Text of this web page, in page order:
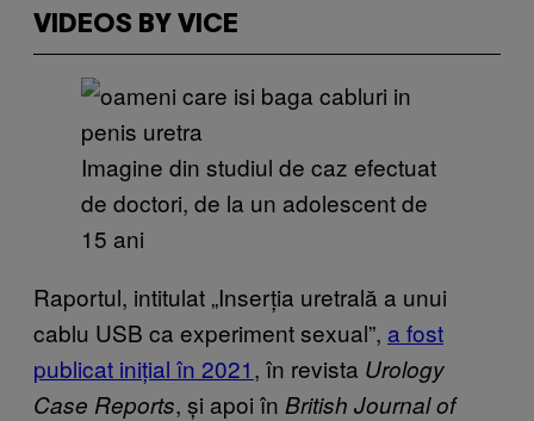
VIDEOS BY VICE
Imagine din studiul de caz efectuat
de doctori, de la un adolescent de
15 ani
Raportul, intitulat „Inserția uretrală a unui
cablu USB ca experiment sexual”, a fost
publicat inițial în 2021, în revista Urology
Case Reports, și apoi în British Journal of